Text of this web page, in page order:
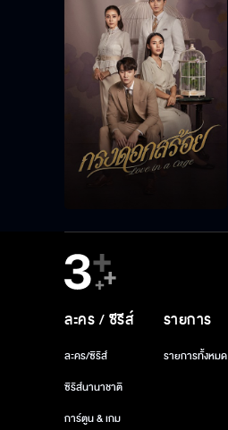
ละคร / ซีรีส์
ละคร/ซีรีส์
ซีรีส์นานาชาติ
การ์ตูน & เกม
รายการ
รายการทั้งหมด